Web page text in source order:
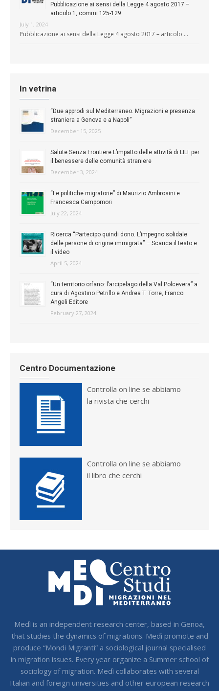
Pubblicazione ai sensi della Legge 4 agosto 2017 –
articolo 1, commi 125-129
July 1, 2024
Pubblicazione ai sensi della Legge 4 agosto 2017 – articolo …
In vetrina
“Due approdi sul Mediterraneo. Migrazioni e presenza
straniera a Genova e a Napoli”
December 15, 2025
Salute Senza Frontiere L’impatto delle attività di LILT per
il benessere delle comunità straniere
December 3, 2024
“Le politiche migratorie” di Maurizio Ambrosini e
Francesca Campomori
July 22, 2024
Ricerca “Partecipo quindi dono. L’impegno solidale
delle persone di origine immigrata” – Scarica il testo e
il video
April 5, 2024
“Un territorio orfano: l’arcipelago della Val Polcevera” a
cura di Agostino Petrillo e Andrea T. Torre, Franco
Angeli Editore
February 27, 2024
Centro Documentazione
Controlla on line se abbiamo
la rivista che cerchi
Controlla on line se abbiamo
il libro che cerchi
Medì is an independent research center, based in Genoa,
that studies the dynamics of migrations. Medì promote and
produce “Mondi Migranti” a sociological journal specialised
in migration issues. Every year organize a Summer school of
sociology of migration. Medì collaborates with several
Italian and foreign universities and other european research